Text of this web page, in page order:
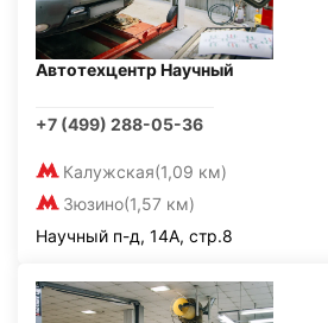
Автотехцентр Научный
+7 (499) 288-05-36
Калужская(1,09 км)
Зюзино(1,57 км)
Научный п-д, 14А, стр.8